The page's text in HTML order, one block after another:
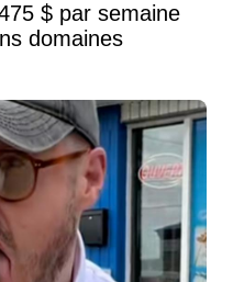
$ par semaine
domaines